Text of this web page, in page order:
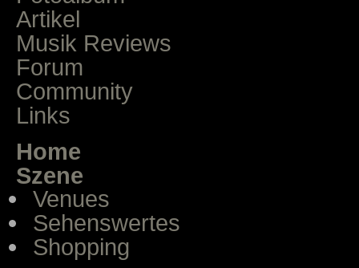
Artikel
Musik Reviews
Forum
Community
Links
Home
Szene
Venues
Sehenswertes
Shopping